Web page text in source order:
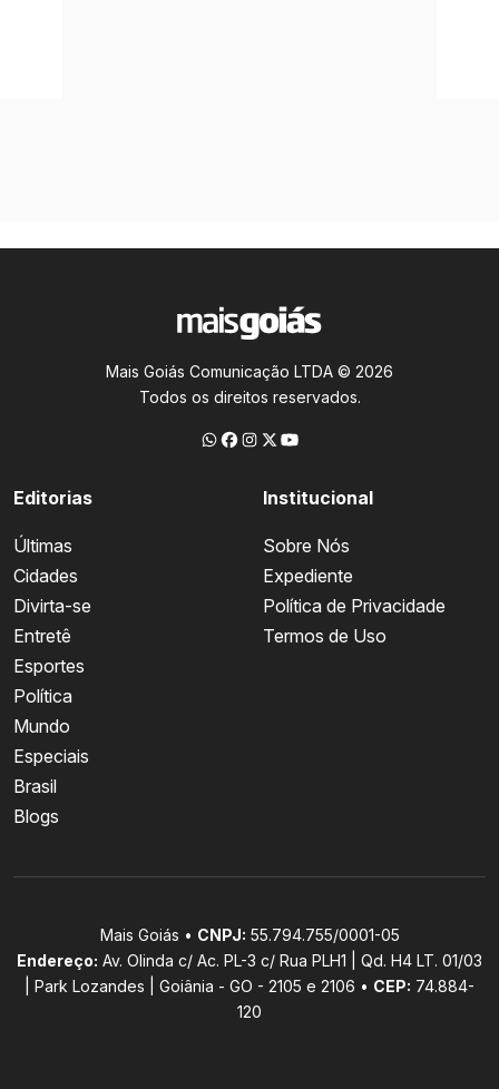
Mais Goiás Comunicação LTDA © 2026
Todos os direitos reservados.
Editorias
Últimas
Cidades
Divirta-se
Entretê
Esportes
Política
Mundo
Especiais
Brasil
Blogs
Institucional
Sobre Nós
Expediente
Política de Privacidade
Termos de Uso
Mais Goiás • CNPJ: 55.794.755/0001-05
Endereço: Av. Olinda c/ Ac. PL-3 c/ Rua PLH1 | Qd. H4 LT. 01/03
| Park Lozandes | Goiânia - GO - 2105 e 2106 • CEP: 74.884-
120